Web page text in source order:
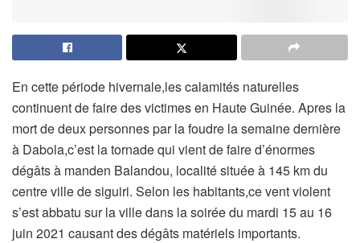
En cette période hivernale,les calamités naturelles
continuent de faire des victimes en Haute Guinée. Apres la
mort de deux personnes par la foudre la semaine dernière
à Dabola,c’est la tornade qui vient de faire d’énormes
dégâts à manden Balandou, localité située à 145 km du
centre ville de siguiri. Selon les habitants,ce vent violent
s’est abbatu sur la ville dans la soirée du mardi 15 au 16
juin 2021 causant des dégâts matériels importants.